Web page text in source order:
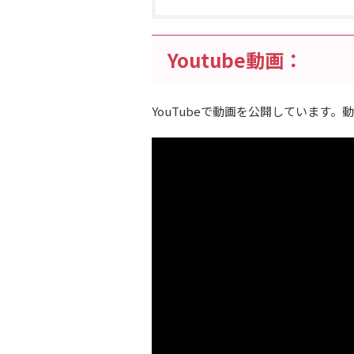
Youtube動画：
YouTubeで動画を公開しています。